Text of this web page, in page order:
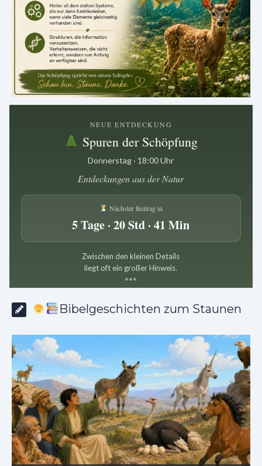
.
NEUE ENTDECKUNG
Spuren der Schöpfung
Donnerstag · 18:00 Uhr
Entdeckungen aus der Natur
Nächster Beitrag in
5 Tage · 20 Std · 41 Min
Zwischen den kleinen Details
liegt oft ein großer Hinweis.
***
Bibelgeschichten zum Staunen